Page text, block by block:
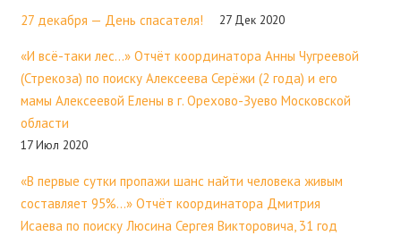
27 декабря — День спасателя! 27 Дек 2020
«И всё-таки лес…» Отчёт координатора Анны Чугреевой
(Стрекоза) по поиску Алексеева Серёжи (2 года) и его
мамы Алексеевой Елены в г. Орехово-Зуево Московской
области
17 Июл 2020
«В первые сутки пропажи шанс найти человека живым
составляет 95%…» Отчёт координатора Дмитрия
Исаева по поиску Люсина Сергея Викторовича, 31 год